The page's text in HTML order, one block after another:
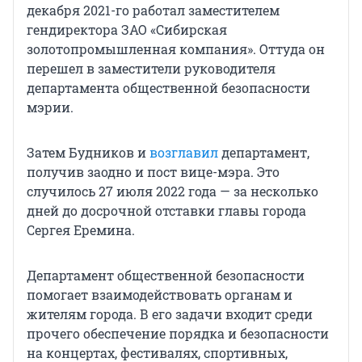
декабря 2021-го работал заместителем
гендиректора ЗАО «Сибирская
золотопромышленная компания». Оттуда он
перешел в заместители руководителя
департамента общественной безопасности
мэрии.
Затем Будников ивозглавилдепартамент,
получив заодно и пост вице-мэра. Это
случилось 27 июля 2022 года — за несколько
дней до досрочной отставки главы города
Сергея Еремина.
Департамент общественной безопасности
помогает взаимодействовать органам и
жителям города. В его задачи входит среди
прочего обеспечение порядка и безопасности
на концертах, фестивалях, спортивных,